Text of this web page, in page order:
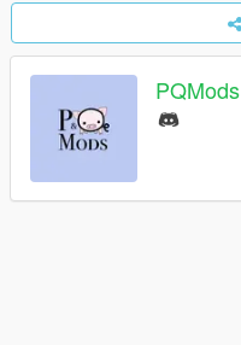
PQMods